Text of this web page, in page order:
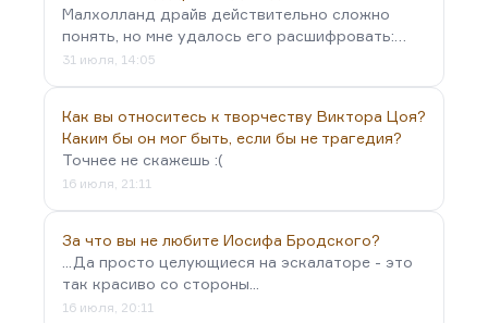
Малхолланд драйв действительно сложно
понять, но мне удалось его расшифровать:…
31 июля, 14:05
Как вы относитесь к творчеству Виктора Цоя?
Каким бы он мог быть, если бы не трагедия?
Точнее не скажешь :(
16 июля, 21:11
За что вы не любите Иосифа Бродского?
...Да просто целующиеся на эскалаторе - это
так красиво со стороны...
16 июля, 20:11